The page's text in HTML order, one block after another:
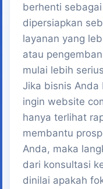
berhenti sebagai
dipersiapkan
layanan yang
atau
mulai lebih
Jika bisnis Anda
ingin website
hanya terlihat
membantu
Anda, maka
dari konsultasi
dinilai apakah